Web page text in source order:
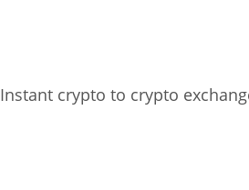
Instant crypto to crypto